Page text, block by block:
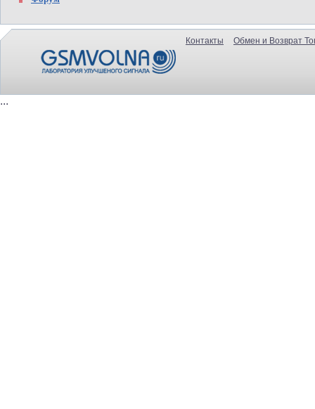
Контакты Обмен и Возврат
...